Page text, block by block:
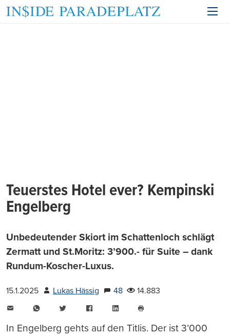
Teuerstes Hotel ever? Kempinski
Engelberg
Unbedeutender Skiort im Schattenloch schlägt
Zermatt und St.Moritz: 3’900.- für Suite – dank
Rundum-Koscher-Luxus.
15.1.2025 Lukas Hässig 48
14.883
WhatsAppTwitter FacebookLinkedIn
drucken
In Engelberg gehts auf den Titlis. Der ist 3’000